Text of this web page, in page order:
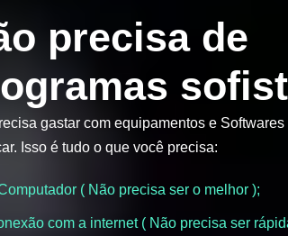
precisa de
gastar com equipamentos e
Isso é tudo o que você precisa:
( Não precisa ser o melhor );
com a internet ( Não precisa ser